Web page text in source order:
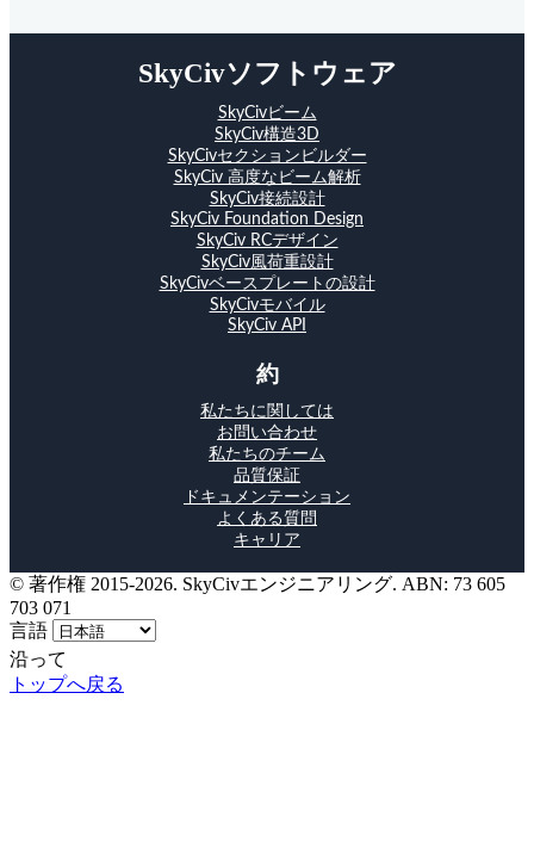
SkyCivソフトウェア
SkyCivビーム
SkyCiv構造3D
SkyCivセクションビルダー
SkyCiv 高度なビーム解析
SkyCiv接続設計
SkyCiv Foundation Design
SkyCiv RCデザイン
SkyCiv風荷重設計
SkyCivベースプレートの設計
SkyCivモバイル
SkyCiv API
約
私たちに関しては
お問い合わせ
私たちのチーム
品質保証
ドキュメンテーション
よくある質問
キャリア
© 著作権 2015-2026. SkyCivエンジニアリング. ABN: 73 605
703 071
言語
沿って
トップへ戻る